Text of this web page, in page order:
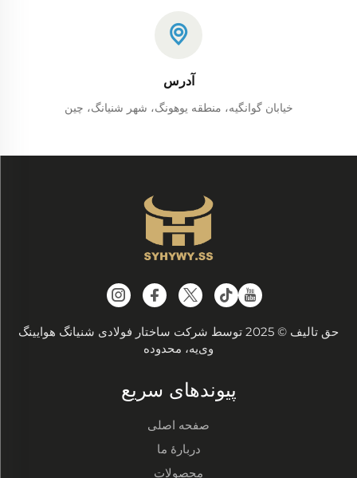
آدرس
خیابان گوانگیه، منطقه یوهونگ، شهر شنیانگ، چین
حق تالیف © 2025 توسط شرکت ساختار فولادی شنیانگ هوایینگ
وی‌یه، محدوده
پیوندهای سریع
صفحه اصلی
دربارهٔ ما
محصولات